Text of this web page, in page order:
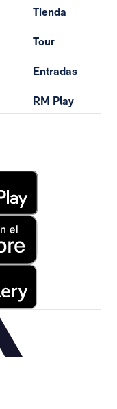
Tienda
Tour
Entradas
RM Play